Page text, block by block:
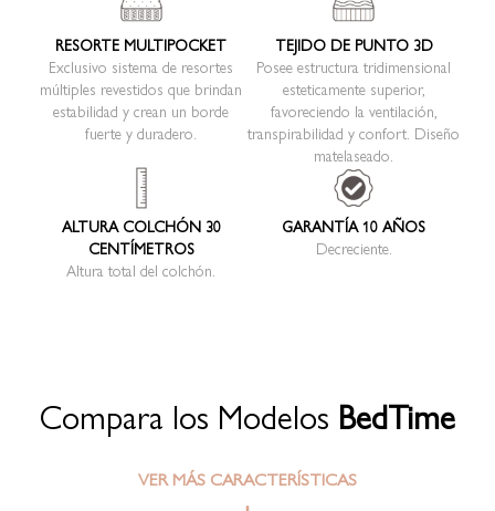
RESORTE MULTIPOCKET
Exclusivo sistema de resortes
múltiples revestidos que brindan
estabilidad y crean un borde
fuerte y duradero.
TEJIDO DE PUNTO 3D
Posee estructura tridimensional
esteticamente superior,
favoreciendo la ventilación,
transpirabilidad y confort. Diseño
matelaseado.
ALTURA COLCHÓN 30
CENTÍMETROS
Altura total del colchón.
GARANTÍA 10 AÑOS
Decreciente.
Compara los Modelos BedTime
VER MÁS CARACTERÍSTICAS